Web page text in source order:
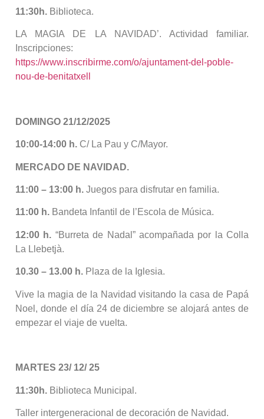
11:30h. Biblioteca.
LA MAGIA DE LA NAVIDAD’. Actividad familiar.
Inscripciones:
https://www.inscribirme.com/o/ajuntament-del-poble-
nou-de-benitatxell
DOMINGO 21/12/2025
10:00-14:00 h. C/ La Pau y C/Mayor.
MERCADO DE NAVIDAD.
11:00 – 13:00 h. Juegos para disfrutar en familia.
11:00 h. Bandeta Infantil de l’Escola de Música.
12:00 h. “Burreta de Nadal” acompañada por la Colla
La Llebetjà.
10.30 – 13.00 h. Plaza de la Iglesia.
Vive la magia de la Navidad visitando la casa de Papá
Noel, donde el día 24 de diciembre se alojará antes de
empezar el viaje de vuelta.
MARTES 23/ 12/ 25
11:30h. Biblioteca Municipal.
Taller intergeneracional de decoración de Navidad.